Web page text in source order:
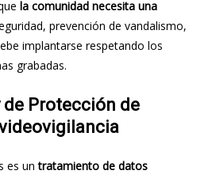
la comunidad necesita una
prevención de vandalismo,
implantarse respetando los
grabadas.
de Protección de
es untratamiento de datos